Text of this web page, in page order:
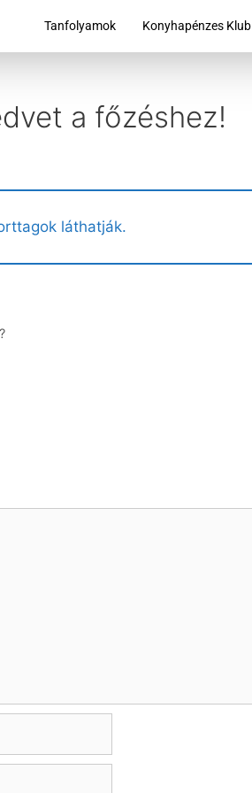
Tanfolyamok Konyhapénzes Klub
a főzéshez!
láthatják.